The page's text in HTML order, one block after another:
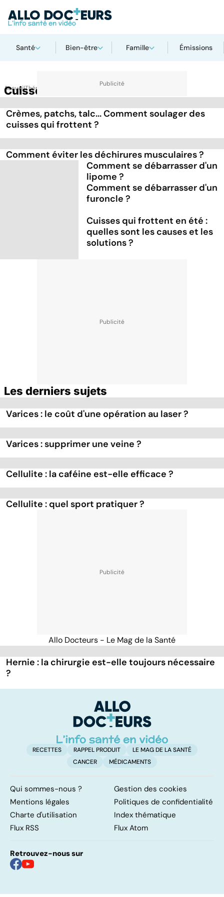
Santé Bien-être Famille Émissions
AccueilThématiques
Cuisse
Crèmes, patchs, talc... Comment soulager des
cuisses qui frottent ?
Comment éviter les déchirures musculaires ?
Comment se débarrasser d'un
lipome ?
Comment se débarrasser d'un
furoncle ?
Cuisses qui frottent en été :
quelles sont les causes et les
solutions ?
Les derniers sujets
Varices : le coût d'une opération au laser ?
Varices : supprimer une veine ?
Cellulite : la caféine est-elle efficace ?
Cellulite : quel sport pratiquer ?
Allo Docteurs - Le Mag de la Santé
Hernie : la chirurgie est-elle toujours nécessaire
?
RECETTES RAPPEL PRODUIT
LE MAG DE LA SANTÉ
CANCER
MÉDICAMENTS
Qui sommes-nous ?
Gestion des cookies
Mentions légales
Politiques de confidentialité
Charte d'utilisation
Index thématique
Flux RSS
Flux Atom
Retrouvez-nous sur